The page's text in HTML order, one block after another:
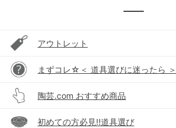
アウトレット
まずコレ☆＜ 道具選びに迷ったら ＞
陶芸.com おすすめ商品
初めての方必見!!道具選び